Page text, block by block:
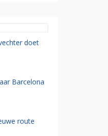
doet
Barcelona
route